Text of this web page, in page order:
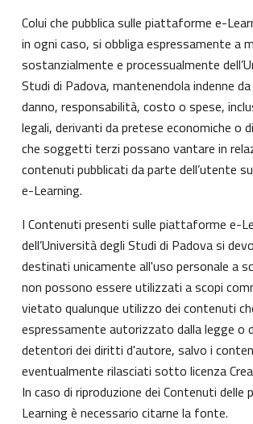
Colui che pubblica sulle piattaforme e-
in ogni caso, si obbliga espressamente a
sostanzialmente e processualmente
Studi di Padova, mantenendola indenne
danno, responsabilità, costo o spese,
legali, derivanti da pretese economiche o
che soggetti terzi possano vantare in
contenuti pubblicati da parte dell’utente
e-Learning.
I Contenuti presenti sulle piattaforme e-
dell’Università degli Studi di Padova si
destinati unicamente all'uso personale a
non possono essere utilizzati a scopi
vietato qualunque utilizzo dei contenuti
espressamente autorizzato dalla legge o
detentori dei diritti d'autore, salvo i
eventualmente rilasciati sotto licenza
In caso di riproduzione dei Contenuti
Learning è necessario citarne la fonte.